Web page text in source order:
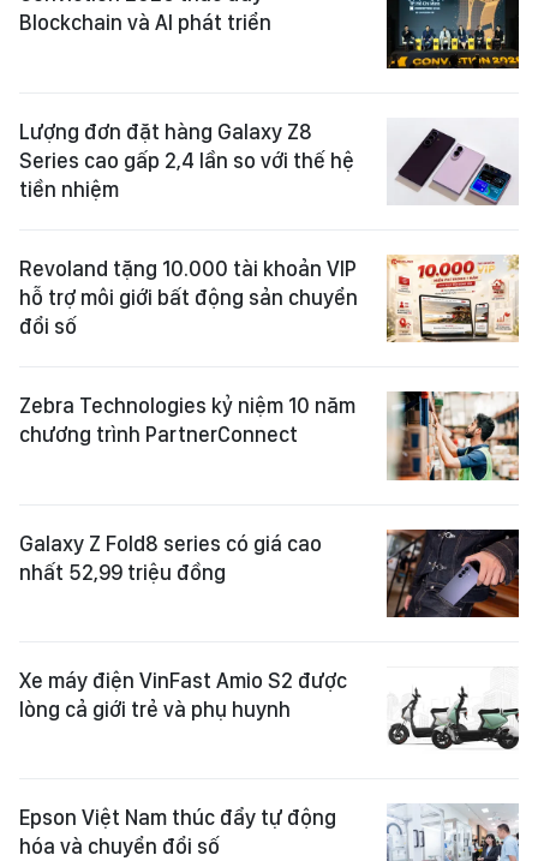
Blockchain và AI phát triển
Lượng đơn đặt hàng Galaxy Z8
Series cao gấp 2,4 lần so với thế hệ
tiền nhiệm
Revoland tặng 10.000 tài khoản VIP
hỗ trợ môi giới bất động sản chuyển
đổi số
Zebra Technologies kỷ niệm 10 năm
chương trình PartnerConnect
Galaxy Z Fold8 series có giá cao
nhất 52,99 triệu đồng
Xe máy điện VinFast Amio S2 được
lòng cả giới trẻ và phụ huynh
Epson Việt Nam thúc đẩy tự động
hóa và chuyển đổi số